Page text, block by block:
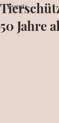
Events
50 Jahre